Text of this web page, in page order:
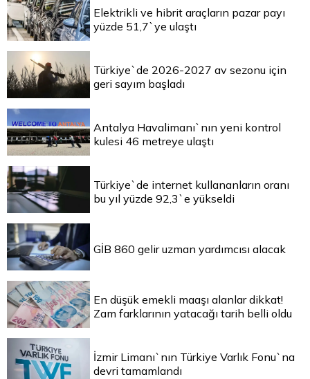
Elektrikli ve hibrit araçların pazar payı
yüzde 51,7`ye ulaştı
Türkiye`de 2026-2027 av sezonu için
geri sayım başladı
Antalya Havalimanı`nın yeni kontrol
kulesi 46 metreye ulaştı
Türkiye`de internet kullananların oranı
bu yıl yüzde 92,3`e yükseldi
GİB 860 gelir uzman yardımcısı alacak
En düşük emekli maaşı alanlar dikkat!
Zam farklarının yatacağı tarih belli oldu
İzmir Limanı`nın Türkiye Varlık Fonu`na
devri tamamlandı